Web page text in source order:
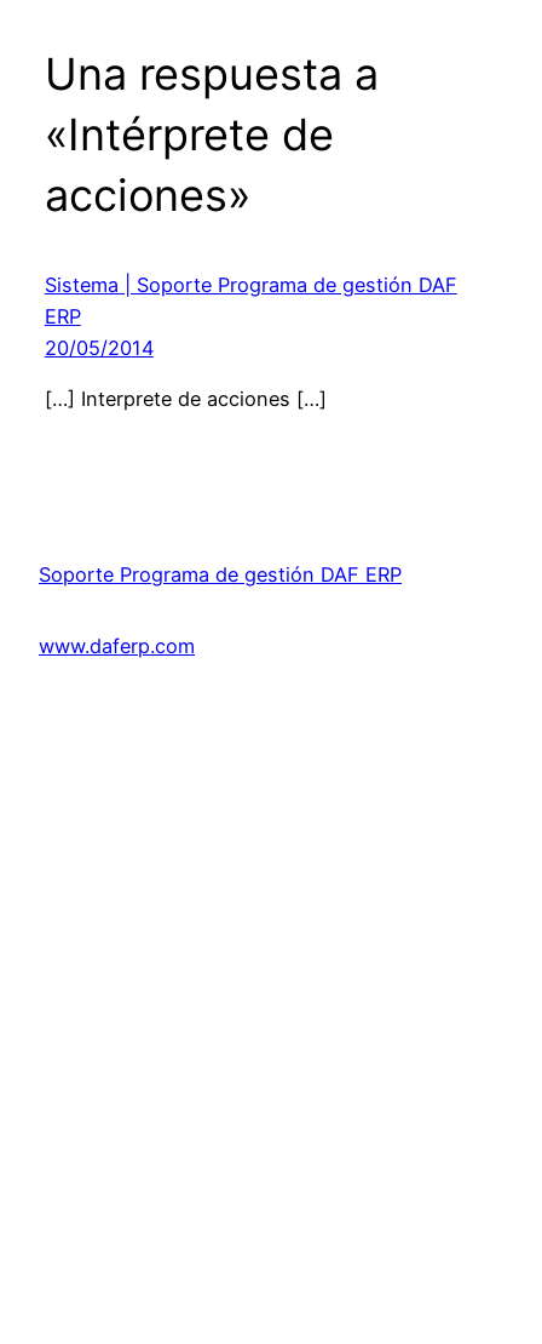
Una respuesta a
«Intérprete de
acciones»
Sistema | Soporte Programa de gestión DAF
ERP
20/05/2014
[…] Interprete de acciones […]
Soporte Programa de gestión DAF ERP
www.daferp.com